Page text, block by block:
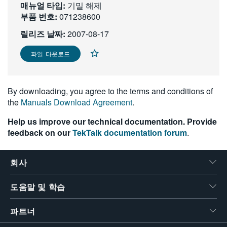
繁體中文
매뉴얼 타입: 기밀 해제
부품 번호: 071238600
릴리즈 날짜: 2007-08-17
파일 다운로드
By downloading, you agree to the terms and conditions of
the Manuals Download Agreement.
Help us improve our technical documentation. Provide
feedback on ourTekTalk documentation forum.
회사
도움말 및 학습
파트너